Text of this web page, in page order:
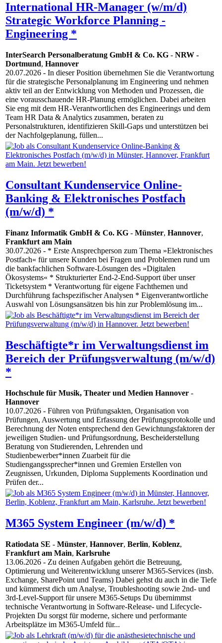
International HR-Manager (w/m/d)
Strategic Workforce Planning -
Engineering *
InterSearch Personalberatung GmbH & Co. KG - NRW -
Dortmund, Hannover
20.07.2026 - In dieser Position übernehmen Sie die Verantwortung
für die strategische Personalplanung im Engineering und nehmen
aktiv teil an der Entwicklung von Methoden und Prozessen, die
eine vorausschauende HR-Planung ermöglichen. Dabei arbeiten
Sie eng mit dem HR-Verantwortlichen des Engineerings und dem
Team HR Data & Analytics zusammen, beraten zu
Personalstrukturen, identifizieren Skill-Gaps und unterstützen bei
der Nachfolgeplanung, füllen...
Consultant Kundenservice Online-
Banking & Elektronisches Postfach
(m/w/d) *
Finanz Informatik GmbH & Co. KG - Münster, Hannover,
Frankfurt am Main
30.07.2026 - * Erste Ansprechperson zum Thema »Elektronisches
Postfach« für unsere Kunden bei Fragen und Problemen rund um
die bankfachlichen Software-Lösungen des »Digitalen
Ökosystems« * Strukturierter End-2-End-Support über unser
Ticketsystem * Verantwortung für eigene Fachthemen und
Durchführung fachspezifischer Analysen * Eigenverantwortliche
Auswahl von Lösungsansätzen bis hin zur Problemlösung im...
Beschäftigte*r im Verwaltungsdienst im
Bereich der Prüfungsverwaltung (m/w/d)
*
Hochschule für Musik, Theater und Medien Hannover -
Hannover
10.07.2026 - Führen von Prüfungsakten, Organisation von
Prüfungen, Auswertung und Erfassung der Prüfungsprotokolle und
Berechnung der Noten entsprechend den Gewichtungsfaktoren der
jeweiligen Studien- und Prüfungsordnung, Bescheiderstellung
Beratung von Studierenden, Lehrenden und
Studienbewerber*innen Zuarbeit für die
Studiengangssprecher*innen und Gremien Erstellen von
Zeugnissen, Urkunden, Diploma Supplements Koordination und
Prüfen der...
M365 System Engineer (m/w/d) *
Ratiodata SE - Münster, Hannover, Berlin, Koblenz,
Frankfurt am Main, Karlsruhe
13.06.2026 - Zu deinen Aufgaben gehört die Betreuung,
Optimierung und Weiterentwicklung unserer M365-Services (insb.
Exchange, SharePoint und Teams) Dabei gehst du auch in die Tiefe
und kümmerst dich um Analyse, Troubleshooting sowie 2nd- und
3rd-Level-Support für unsere M365-Setups Du übernimmst
technische Verantwortung in Software-Release- und Lifecycle-
Projekten Du sorgst für moderne, sichere und performante
Arbeitsplätze im M365-Umfeld für...